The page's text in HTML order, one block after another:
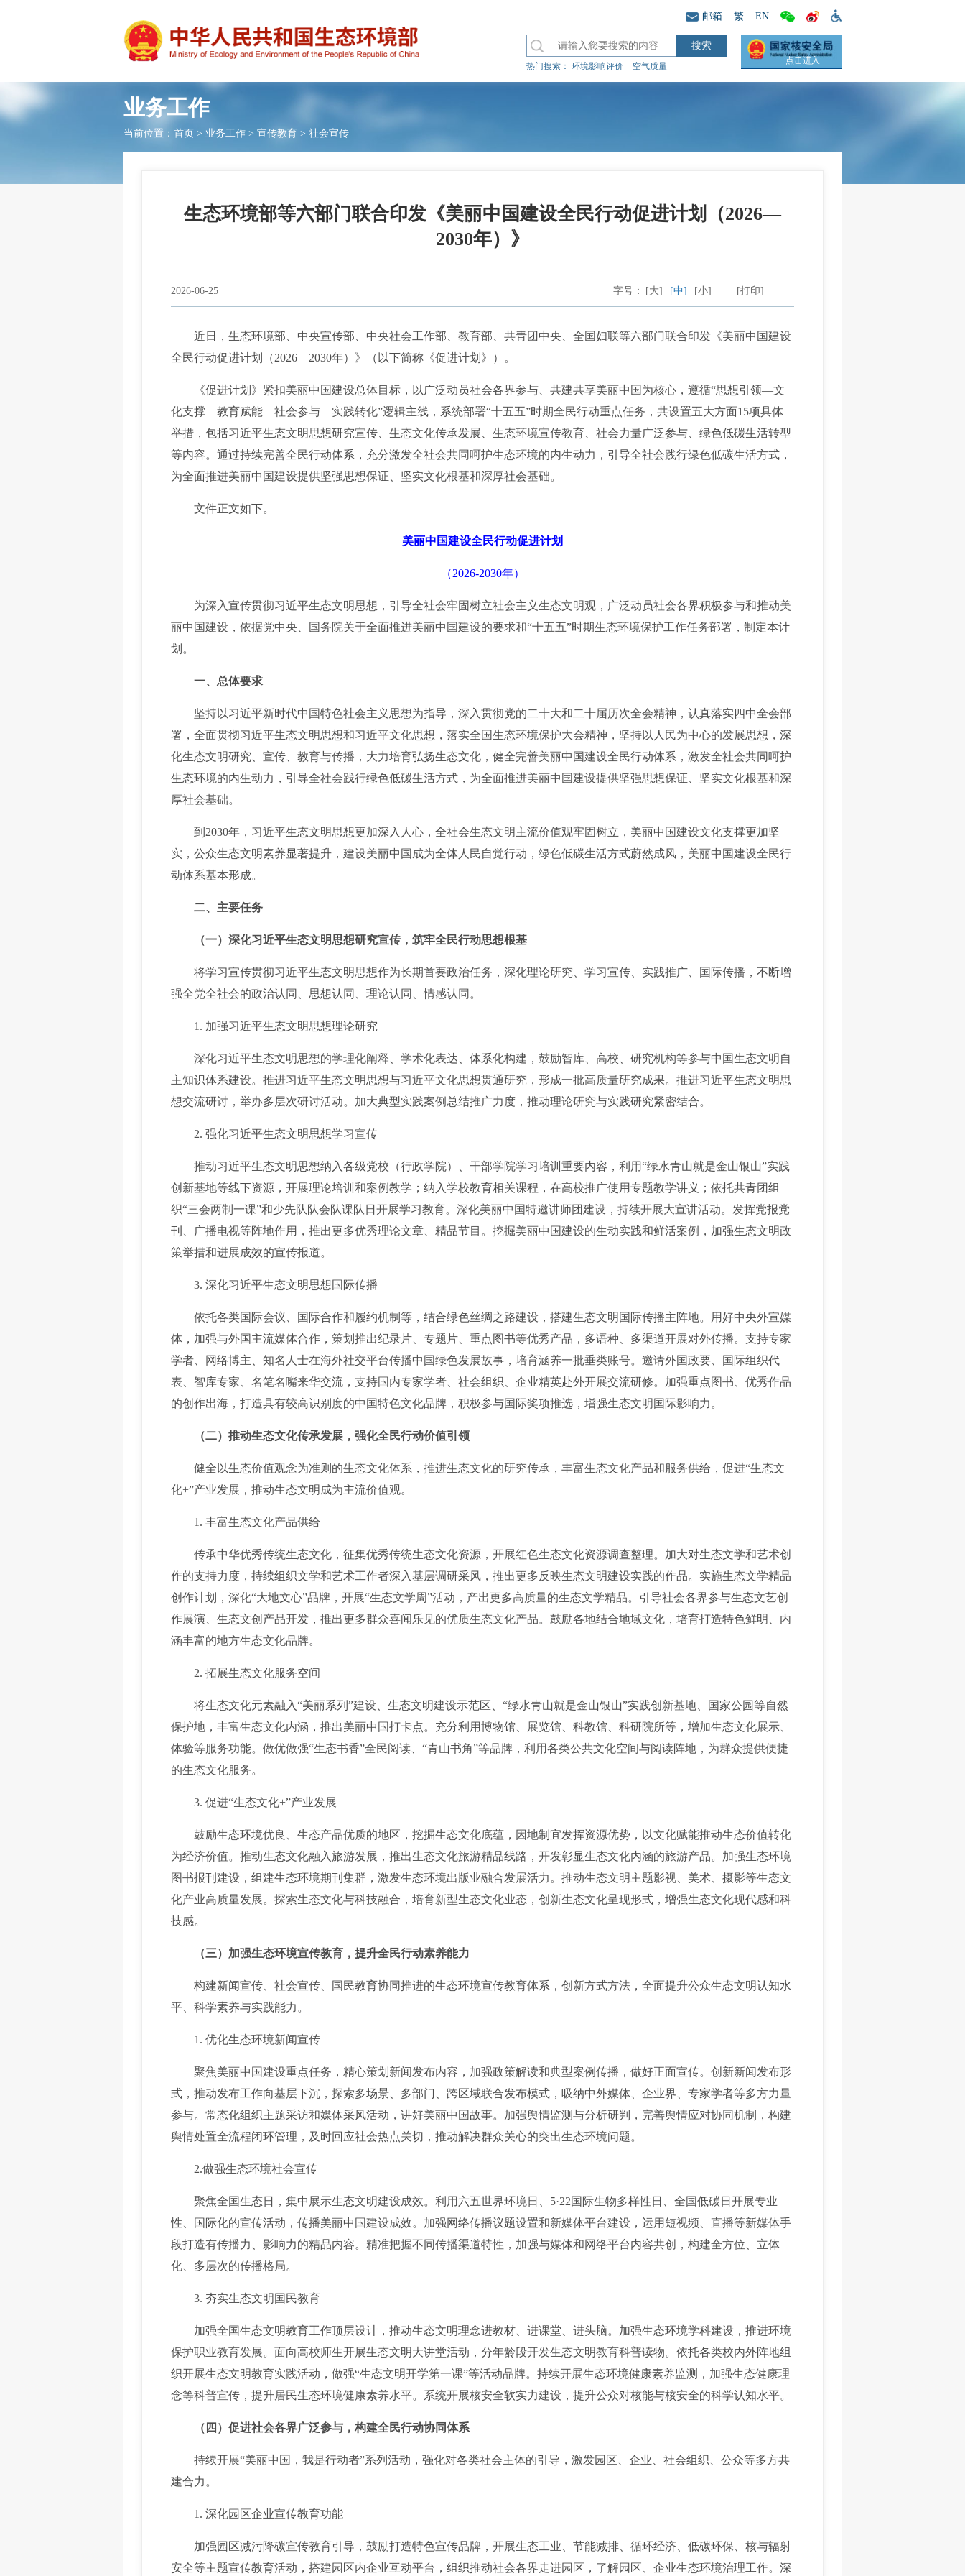
邮箱 繁 EN
热门搜索： 环境影响评价 空气质量
点击进入
业务工作
当前位置： 首页 > 业务工作 > 宣传教育 > 社会宣传
生态环境部等六部门联合印发《美丽中国建设全民行动促进计划（2026—
2030年）》
2026-06-25 [打印]
字号： [大] [中] [小]
近日，生态环境部、中央宣传部、中央社会工作部、教育部、共青团中央、全国妇联等六部门联合印发《美丽中国建设
全民行动促进计划（2026—2030年）》（以下简称《促进计划》）。
《促进计划》紧扣美丽中国建设总体目标，以广泛动员社会各界参与、共建共享美丽中国为核心，遵循“思想引领—文
化支撑—教育赋能—社会参与—实践转化”逻辑主线，系统部署“十五五”时期全民行动重点任务，共设置五大方面15项具体
举措，包括习近平生态文明思想研究宣传、生态文化传承发展、生态环境宣传教育、社会力量广泛参与、绿色低碳生活转型
等内容。通过持续完善全民行动体系，充分激发全社会共同呵护生态环境的内生动力，引导全社会践行绿色低碳生活方式，
为全面推进美丽中国建设提供坚强思想保证、坚实文化根基和深厚社会基础。
文件正文如下。
美丽中国建设全民行动促进计划
（2026-2030年）
为深入宣传贯彻习近平生态文明思想，引导全社会牢固树立社会主义生态文明观，广泛动员社会各界积极参与和推动美
丽中国建设，依据党中央、国务院关于全面推进美丽中国建设的要求和“十五五”时期生态环境保护工作任务部署，制定本计
划。
一、总体要求
坚持以习近平新时代中国特色社会主义思想为指导，深入贯彻党的二十大和二十届历次全会精神，认真落实四中全会部
署，全面贯彻习近平生态文明思想和习近平文化思想，落实全国生态环境保护大会精神，坚持以人民为中心的发展思想，深
化生态文明研究、宣传、教育与传播，大力培育弘扬生态文化，健全完善美丽中国建设全民行动体系，激发全社会共同呵护
生态环境的内生动力，引导全社会践行绿色低碳生活方式，为全面推进美丽中国建设提供坚强思想保证、坚实文化根基和深
厚社会基础。
到2030年，习近平生态文明思想更加深入人心，全社会生态文明主流价值观牢固树立，美丽中国建设文化支撑更加坚
实，公众生态文明素养显著提升，建设美丽中国成为全体人民自觉行动，绿色低碳生活方式蔚然成风，美丽中国建设全民行
动体系基本形成。
二、主要任务
（一）深化习近平生态文明思想研究宣传，筑牢全民行动思想根基
将学习宣传贯彻习近平生态文明思想作为长期首要政治任务，深化理论研究、学习宣传、实践推广、国际传播，不断增
强全党全社会的政治认同、思想认同、理论认同、情感认同。
1. 加强习近平生态文明思想理论研究
深化习近平生态文明思想的学理化阐释、学术化表达、体系化构建，鼓励智库、高校、研究机构等参与中国生态文明自
主知识体系建设。推进习近平生态文明思想与习近平文化思想贯通研究，形成一批高质量研究成果。推进习近平生态文明思
想交流研讨，举办多层次研讨活动。加大典型实践案例总结推广力度，推动理论研究与实践研究紧密结合。
2. 强化习近平生态文明思想学习宣传
推动习近平生态文明思想纳入各级党校（行政学院）、干部学院学习培训重要内容，利用“绿水青山就是金山银山”实践
创新基地等线下资源，开展理论培训和案例教学；纳入学校教育相关课程，在高校推广使用专题教学讲义；依托共青团组
织“三会两制一课”和少先队队会队课队日开展学习教育。深化美丽中国特邀讲师团建设，持续开展大宣讲活动。发挥党报党
刊、广播电视等阵地作用，推出更多优秀理论文章、精品节目。挖掘美丽中国建设的生动实践和鲜活案例，加强生态文明政
策举措和进展成效的宣传报道。
3. 深化习近平生态文明思想国际传播
依托各类国际会议、国际合作和履约机制等，结合绿色丝绸之路建设，搭建生态文明国际传播主阵地。用好中央外宣媒
体，加强与外国主流媒体合作，策划推出纪录片、专题片、重点图书等优秀产品，多语种、多渠道开展对外传播。支持专家
学者、网络博主、知名人士在海外社交平台传播中国绿色发展故事，培育涵养一批垂类账号。邀请外国政要、国际组织代
表、智库专家、名笔名嘴来华交流，支持国内专家学者、社会组织、企业精英赴外开展交流研修。加强重点图书、优秀作品
的创作出海，打造具有较高识别度的中国特色文化品牌，积极参与国际奖项推选，增强生态文明国际影响力。
（二）推动生态文化传承发展，强化全民行动价值引领
健全以生态价值观念为准则的生态文化体系，推进生态文化的研究传承，丰富生态文化产品和服务供给，促进“生态文
化+”产业发展，推动生态文明成为主流价值观。
1. 丰富生态文化产品供给
传承中华优秀传统生态文化，征集优秀传统生态文化资源，开展红色生态文化资源调查整理。加大对生态文学和艺术创
作的支持力度，持续组织文学和艺术工作者深入基层调研采风，推出更多反映生态文明建设实践的作品。实施生态文学精品
创作计划，深化“大地文心”品牌，开展“生态文学周”活动，产出更多高质量的生态文学精品。引导社会各界参与生态文艺创
作展演、生态文创产品开发，推出更多群众喜闻乐见的优质生态文化产品。鼓励各地结合地域文化，培育打造特色鲜明、内
涵丰富的地方生态文化品牌。
2. 拓展生态文化服务空间
将生态文化元素融入“美丽系列”建设、生态文明建设示范区、“绿水青山就是金山银山”实践创新基地、国家公园等自然
保护地，丰富生态文化内涵，推出美丽中国打卡点。充分利用博物馆、展览馆、科教馆、科研院所等，增加生态文化展示、
体验等服务功能。做优做强“生态书香”全民阅读、“青山书角”等品牌，利用各类公共文化空间与阅读阵地，为群众提供便捷
的生态文化服务。
3. 促进“生态文化+”产业发展
鼓励生态环境优良、生态产品优质的地区，挖掘生态文化底蕴，因地制宜发挥资源优势，以文化赋能推动生态价值转化
为经济价值。推动生态文化融入旅游发展，推出生态文化旅游精品线路，开发彰显生态文化内涵的旅游产品。加强生态环境
图书报刊建设，组建生态环境期刊集群，激发生态环境出版业融合发展活力。推动生态文明主题影视、美术、摄影等生态文
化产业高质量发展。探索生态文化与科技融合，培育新型生态文化业态，创新生态文化呈现形式，增强生态文化现代感和科
技感。
（三）加强生态环境宣传教育，提升全民行动素养能力
构建新闻宣传、社会宣传、国民教育协同推进的生态环境宣传教育体系，创新方式方法，全面提升公众生态文明认知水
平、科学素养与实践能力。
1. 优化生态环境新闻宣传
聚焦美丽中国建设重点任务，精心策划新闻发布内容，加强政策解读和典型案例传播，做好正面宣传。创新新闻发布形
式，推动发布工作向基层下沉，探索多场景、多部门、跨区域联合发布模式，吸纳中外媒体、企业界、专家学者等多方力量
参与。常态化组织主题采访和媒体采风活动，讲好美丽中国故事。加强舆情监测与分析研判，完善舆情应对协同机制，构建
舆情处置全流程闭环管理，及时回应社会热点关切，推动解决群众关心的突出生态环境问题。
2.做强生态环境社会宣传
聚焦全国生态日，集中展示生态文明建设成效。利用六五世界环境日、5·22国际生物多样性日、全国低碳日开展专业
性、国际化的宣传活动，传播美丽中国建设成效。加强网络传播议题设置和新媒体平台建设，运用短视频、直播等新媒体手
段打造有传播力、影响力的精品内容。精准把握不同传播渠道特性，加强与媒体和网络平台内容共创，构建全方位、立体
化、多层次的传播格局。
3. 夯实生态文明国民教育
加强全国生态文明教育工作顶层设计，推动生态文明理念进教材、进课堂、进头脑。加强生态环境学科建设，推进环境
保护职业教育发展。面向高校师生开展生态文明大讲堂活动，分年龄段开发生态文明教育科普读物。依托各类校内外阵地组
织开展生态文明教育实践活动，做强“生态文明开学第一课”等活动品牌。持续开展生态环境健康素养监测，加强生态健康理
念等科普宣传，提升居民生态环境健康素养水平。系统开展核安全软实力建设，提升公众对核能与核安全的科学认知水平。
（四）促进社会各界广泛参与，构建全民行动协同体系
持续开展“美丽中国，我是行动者”系列活动，强化对各类社会主体的引导，激发园区、企业、社会组织、公众等多方共
建合力。
1. 深化园区企业宣传教育功能
加强园区减污降碳宣传教育引导，鼓励打造特色宣传品牌，开展生态工业、节能减排、循环经济、低碳环保、核与辐射
安全等主题宣传教育活动，搭建园区内企业互动平台，组织推动社会各界走进园区，了解园区、企业生态环境治理工作。深